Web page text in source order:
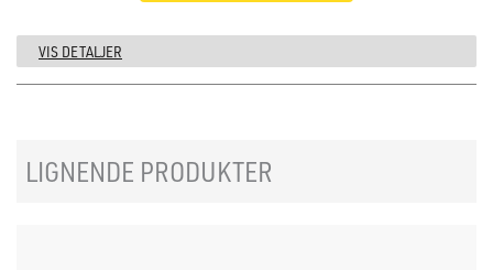
VIS DETALJER
LIGNENDE PRODUKTER